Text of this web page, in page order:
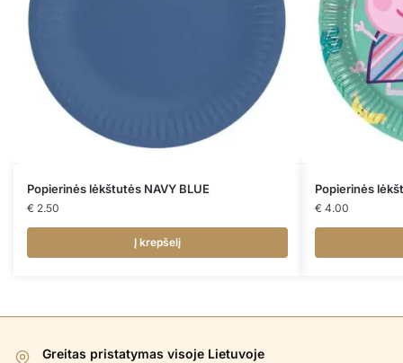
Popierinės lėkštutės NAVY BLUE
€ 2.50
Į krepšelį
Popierinės
€ 4.00
Greitas pristatymas visoje Lietuvoje